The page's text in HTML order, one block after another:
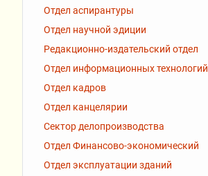
Отдел аспирантуры
Отдел научной эдиции
Редакционно-издательский отдел
Отдел информационных технологий
Отдел кадров
Отдел канцелярии
Сектор делопроизводства
Отдел Финансово-экономический
Отдел эксплуатации зданий